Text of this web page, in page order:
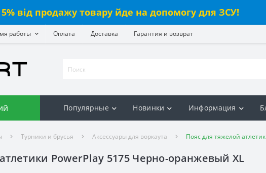
від продажу товару йде на допомогу для ЗСУ!
работы Оплата Доставка Гарантия и возврат
Популярные Новинки Информация
Турники и брусья Аксессуары для воркаута Пояс для тяжелой
PowerPlay 5175 Черно-оранжевый XL